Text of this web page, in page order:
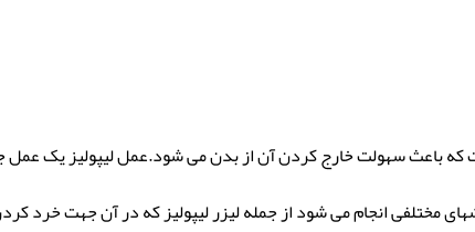
باعث سهولت خارج کردن آن از بدن می شود.عمل لیپولیز یک
مختلفی انجام می شود از جمله لیزر لیپولیز که در آن جهت خرد